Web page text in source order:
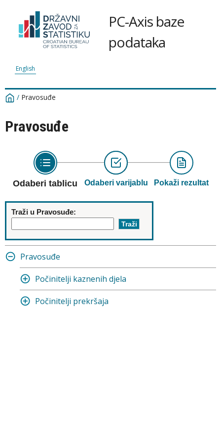
PC-Axis baze
podataka
English
/ Pravosuđe
Pravosuđe
Odaberi tablicu Odaberi varijablu Pokaži rezultat
Traži u Pravosuđe:
Pravosuđe
Počinitelji kaznenih djela
Počinitelji prekršaja